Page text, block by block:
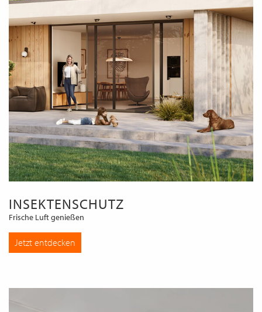
INSEKTENSCHUTZ
Frische Luft genießen
Jetzt entdecken